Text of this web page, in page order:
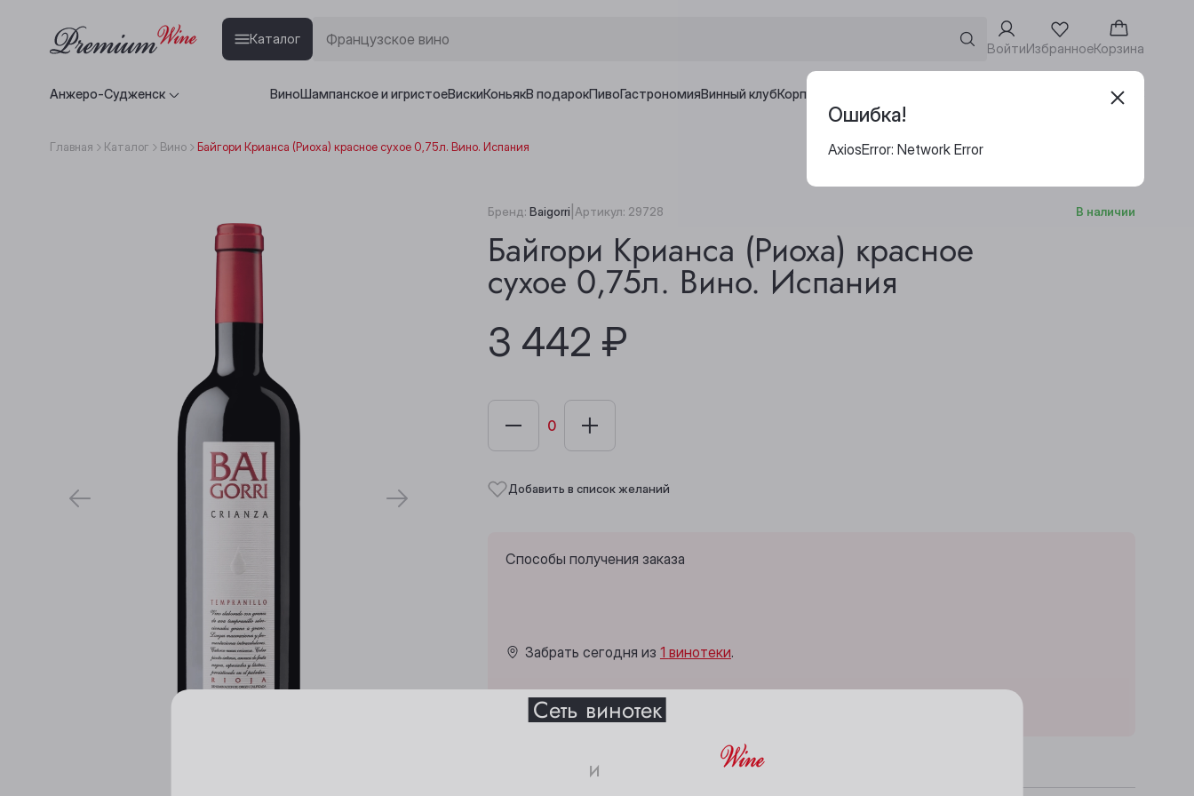
Каталог
ВойтиИзбранноеКорзина
Анжеро-Судженск ВиноШампанское и игристоеВискиКоньякВ подарокПивоГастрономияВинный клубКорпоративным клиентам Адреса винотек
Главная Каталог Вино Байгори Крианса (Риоха) красное сухое 0,75л. Вино. Испания
Бренд: Baigorri Артикул: 29728 В наличии
Байгори Крианса (Риоха) красное
сухое 0,75л. Вино. Испания
3 442 ₽
Добавить в список желаний
Способы получения заказа
Забрать сегодня из 1 винотеки.
Испания
Сеть винотек
и
Ошибка!
AxiosError: Network Error